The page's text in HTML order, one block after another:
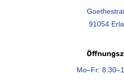
91054
Mo–Fr: